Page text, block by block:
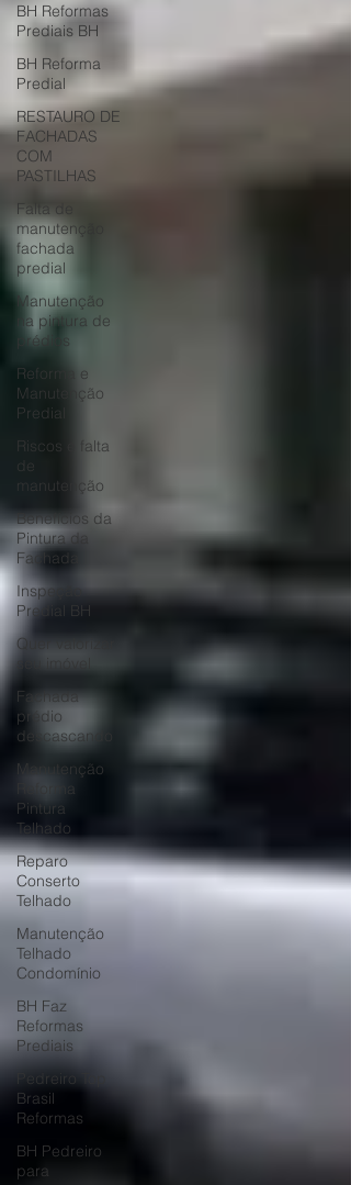
BH Reformas
Prediais BH
BH Reforma
Predial
RESTAURO DE
FACHADAS
COM
PASTILHAS
Falta de
manutenção
fachada
predial
Manutenção
na pintura de
prédios
Reforma e
Manutenção
Predial
Riscos e falta
de
manutenção
Benefícios da
Pintura da
Fachada
Inspeção
Predial BH
Quer valorizar
Fachada
prédio
descascando
Manutenção
Pintura
Telhado
Reparo
Conserto
Telhado
Manutenção
Telhado
Condomínio
BH Faz
Reformas
Prediais
Pedreiro Top
Brasil
Reformas
BH Pedreiro
para